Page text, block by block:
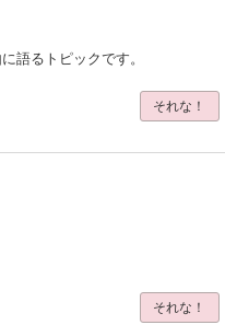
語るトピックです。
それな！
それな！